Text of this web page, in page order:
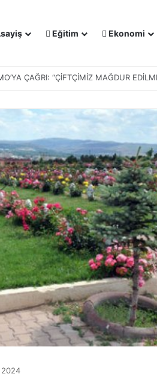
Eğitim Ekonomi
YENİ PROJELER YOLDA
2024